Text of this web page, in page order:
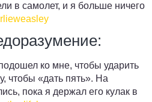
в самолет, и я больше ничего
ко мне, чтобы ударить
чтобы «дать пять». На
пока я держал его кулак в